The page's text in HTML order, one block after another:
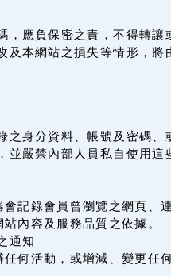
，應負保密之責，不得轉
及本網站之損失等情形，將
之身分資料、帳號及密碼
並嚴禁內部人員私自使用這
會記錄會員曾瀏覽之網頁、
內容及服務品質之依據。
通知
何活動，或增減、變更任